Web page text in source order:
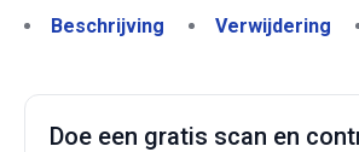
Beschrijving
Verwijdering
Doe een gratis scan en